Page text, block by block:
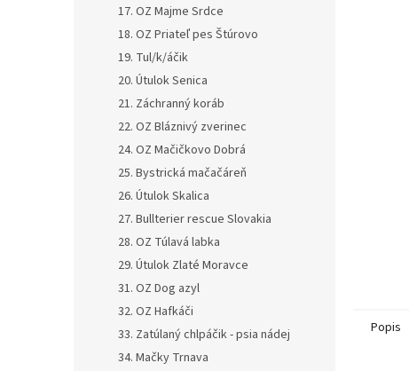
17. OZ Majme Srdce
18. OZ Priateľ pes Štúrovo
19. Tul/k/áčik
20. Útulok Senica
21. Záchranný koráb
22. OZ Bláznivý zverinec
24. OZ Mačičkovo Dobrá
25. Bystrická mačačáreň
26. Útulok Skalica
27. Bullterier rescue Slovakia
28. OZ Túlavá labka
29. Útulok Zlaté Moravce
31. OZ Dog azyl
32. OZ Hafkáči
33. Zatúlaný chlpáčik - psia nádej
34. Mačky Trnava
Popis